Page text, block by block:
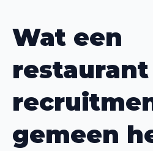
Wat een
gemeen